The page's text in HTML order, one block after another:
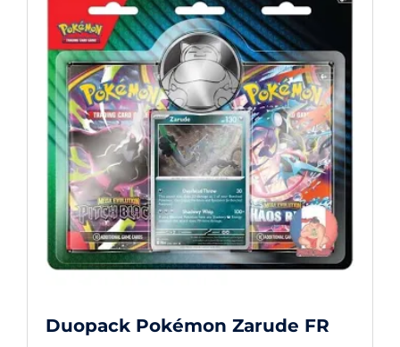
Duopack Pokémon Zarude FR